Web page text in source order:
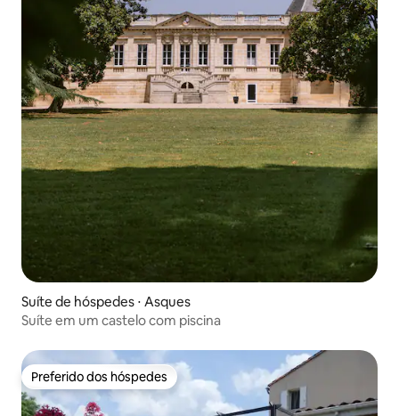
Suíte de hóspedes ⋅ Asques
Suíte em um castelo com piscina
Preferido dos hóspedes
Preferido dos hóspedes